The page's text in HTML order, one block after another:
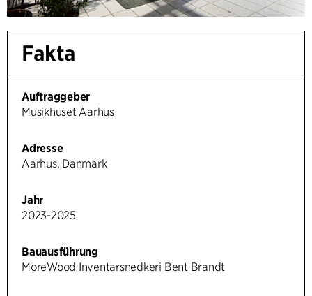
Fakta
Auftraggeber
Musikhuset Aarhus
Adresse
Aarhus, Danmark
Jahr
2023-2025
Bauausführung
MoreWood Inventarsnedkeri Bent Brandt